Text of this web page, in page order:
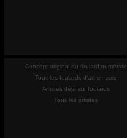
Concept original du foulard numéroté
Tous les foulards d'art en soie
Artistes déjà sur foulards
Tous les artistes